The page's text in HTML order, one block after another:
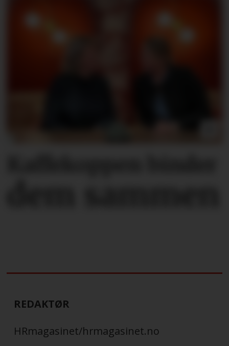
REDAKTØR
HRmagasinet/hrmagasinet.no